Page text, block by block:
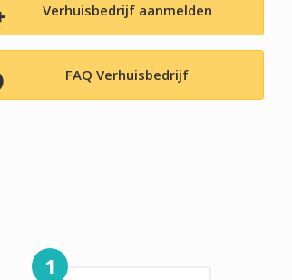
Verhuisbedrijf aanmelden
FAQ Verhuisbedrijf
1